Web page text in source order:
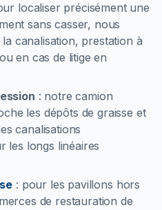
localiser précisément une
sans casser, nous
canalisation, prestation à
en cas de litige en
: notre camion
les dépôts de graisse et
canalisations
les longs linéaires
: pour les pavillons hors
de restauration de